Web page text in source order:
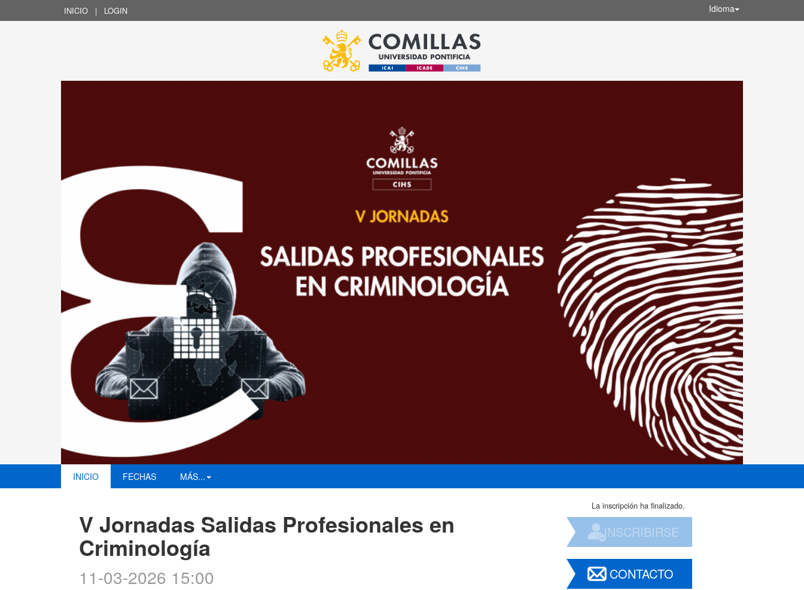
INICIO | LOGIN Idioma
INICIO FECHAS MÁS...
V Jornadas Salidas Profesionales en
Criminología
11-03-2026 15:00
La inscripción ha finalizado.
INSCRIBIRSE
CONTACTO